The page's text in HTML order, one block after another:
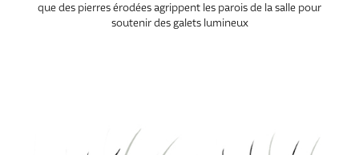
que des pierres érodées agrippent les parois de la salle pour
soutenir des galets lumineux